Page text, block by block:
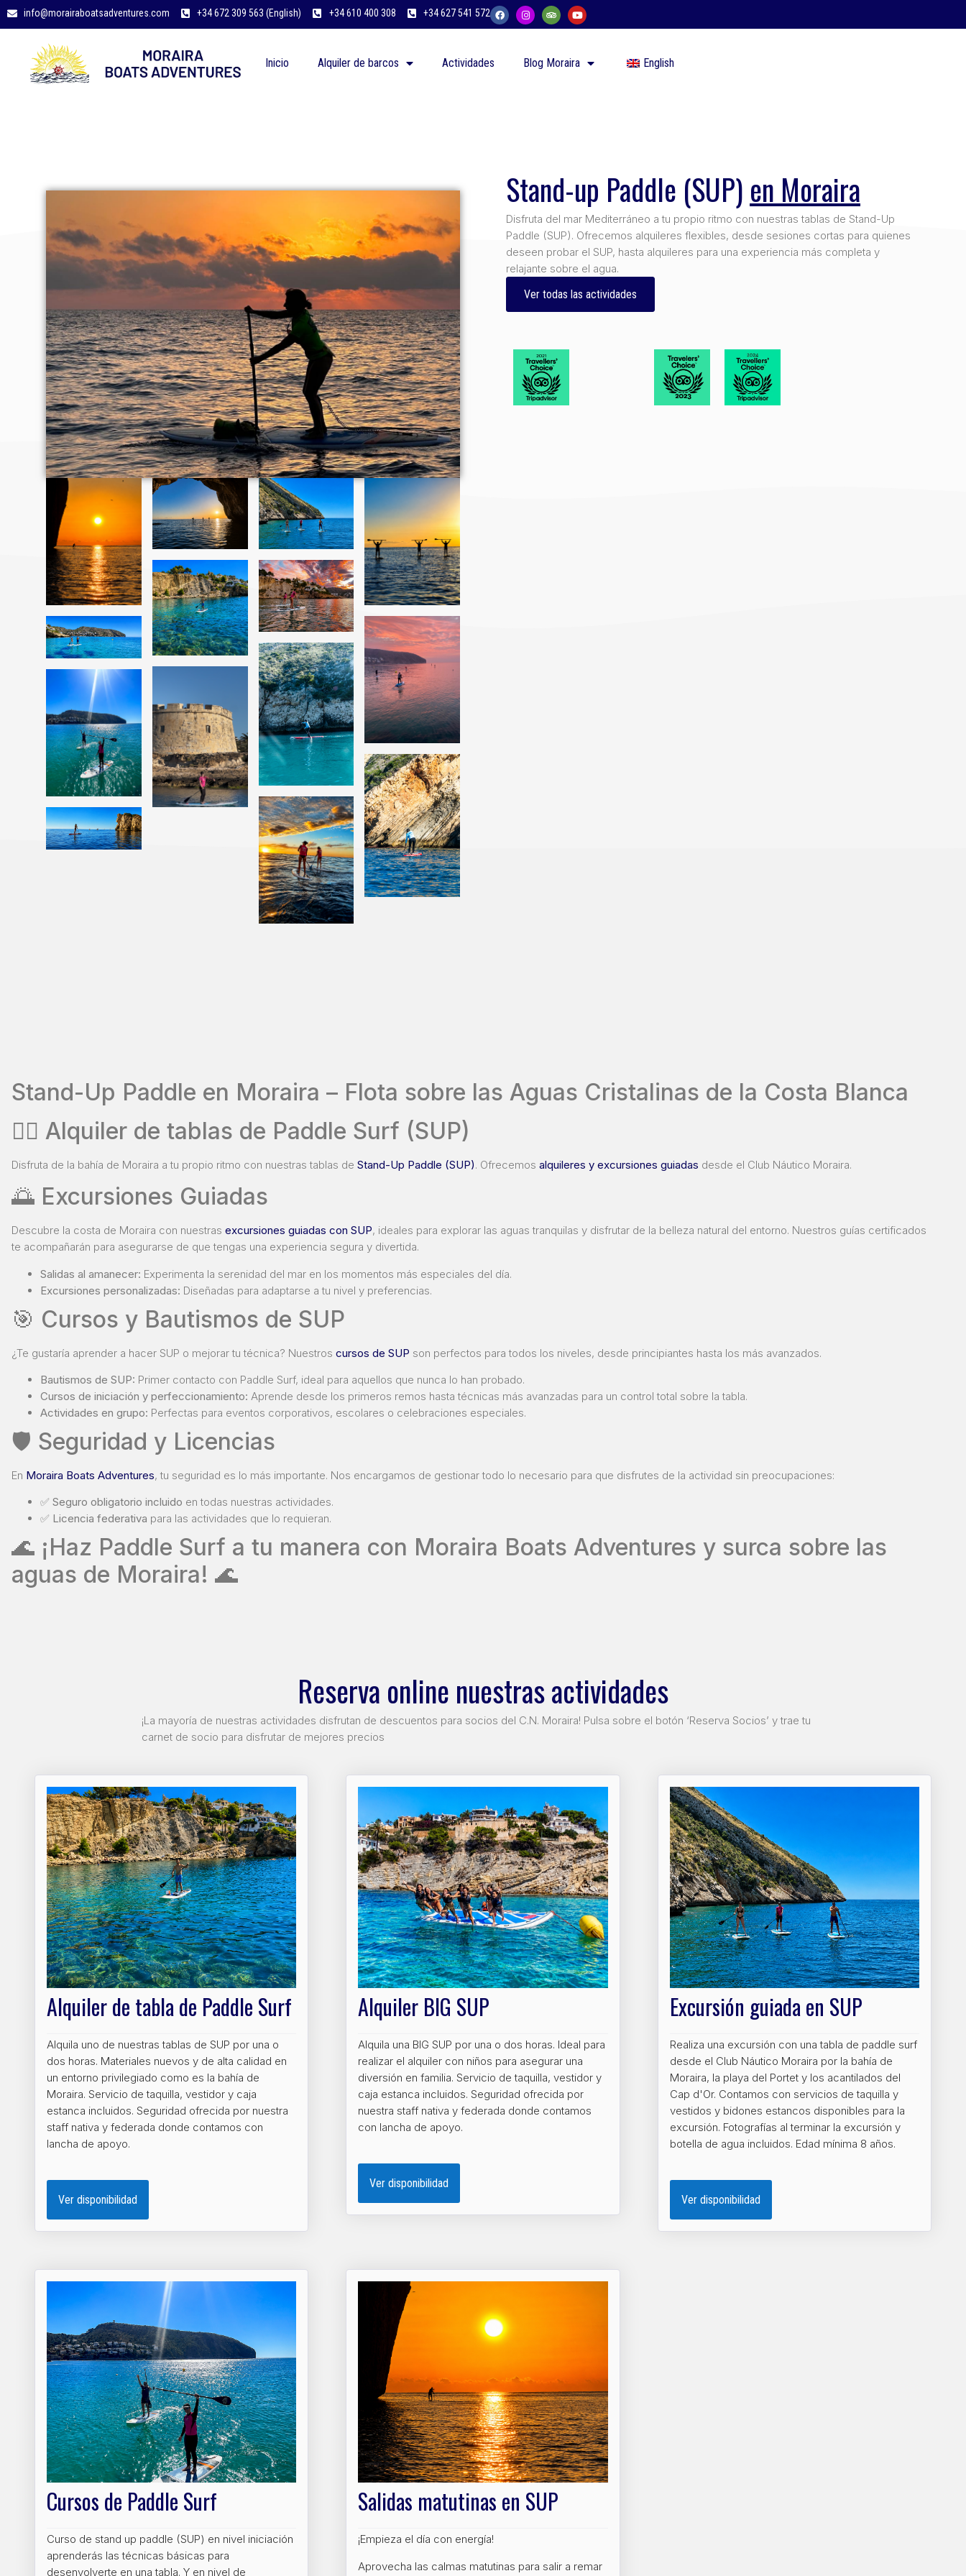
info@morairaboatsadventures.com +34 672 309 563 (English) +34 610 400 308 +34 627 541 572
Inicio Alquiler de barcos Actividades Blog Moraira English
Stand-up Paddle (SUP) en Moraira
Disfruta del mar Mediterráneo a tu propio ritmo con nuestras tablas de Stand-Up
Paddle (SUP). Ofrecemos alquileres flexibles, desde sesiones cortas para quienes
deseen probar el SUP, hasta alquileres para una experiencia más completa y
relajante sobre el agua.
Ver todas las actividades
Stand-Up Paddle en Moraira – Flota sobre las Aguas Cristalinas de la Costa Blanca
🏄‍♂️ Alquiler de tablas de Paddle Surf (SUP)
Disfruta de la bahía de Moraira a tu propio ritmo con nuestras tablas de Stand-Up Paddle (SUP). Ofrecemos alquileres y excursiones guiadas desde el Club Náutico Moraira.
🌅 Excursiones Guiadas
Descubre la costa de Moraira con nuestras excursiones guiadas con SUP, ideales para explorar las aguas tranquilas y disfrutar de la belleza natural del entorno. Nuestros guías certificados
te acompañarán para asegurarse de que tengas una experiencia segura y divertida.
Salidas al amanecer: Experimenta la serenidad del mar en los momentos más especiales del día.
Excursiones personalizadas: Diseñadas para adaptarse a tu nivel y preferencias.
🎯 Cursos y Bautismos de SUP
¿Te gustaría aprender a hacer SUP o mejorar tu técnica? Nuestros cursos de SUP son perfectos para todos los niveles, desde principiantes hasta los más avanzados.
Bautismos de SUP: Primer contacto con Paddle Surf, ideal para aquellos que nunca lo han probado.
Cursos de iniciación y perfeccionamiento: Aprende desde los primeros remos hasta técnicas más avanzadas para un control total sobre la tabla.
Actividades en grupo: Perfectas para eventos corporativos, escolares o celebraciones especiales.
🛡️ Seguridad y Licencias
En Moraira Boats Adventures, tu seguridad es lo más importante. Nos encargamos de gestionar todo lo necesario para que disfrutes de la actividad sin preocupaciones:
✅ Seguro obligatorio incluido en todas nuestras actividades.
✅ Licencia federativa para las actividades que lo requieran.
🌊 ¡Haz Paddle Surf a tu manera con Moraira Boats Adventures y surca sobre las
aguas de Moraira! 🌊
Reserva online nuestras actividades
¡La mayoría de nuestras actividades disfrutan de descuentos para socios del C.N. Moraira! Pulsa sobre el botón ‘Reserva Socios’ y trae tu
carnet de socio para disfrutar de mejores precios
Alquiler de tabla de Paddle Surf
Alquila uno de nuestras tablas de SUP por una o
dos horas. Materiales nuevos y de alta calidad en
un entorno privilegiado como es la bahía de
Moraira. Servicio de taquilla, vestidor y caja
estanca incluidos. Seguridad ofrecida por nuestra
staff nativa y federada donde contamos con
lancha de apoyo.
Ver disponibilidad
Alquiler BIG SUP
Alquila una BIG SUP por una o dos horas. Ideal para
realizar el alquiler con niños para asegurar una
diversión en familia. Servicio de taquilla, vestidor y
caja estanca incluidos. Seguridad ofrecida por
nuestra staff nativa y federada donde contamos
con lancha de apoyo.
Ver disponibilidad
Excursión guiada en SUP
Realiza una excursión con una tabla de paddle surf
desde el Club Náutico Moraira por la bahía de
Moraira, la playa del Portet y los acantilados del
Cap d'Or. Contamos con servicios de taquilla y
vestidos y bidones estancos disponibles para la
excursión. Fotografías al terminar la excursión y
botella de agua incluidos. Edad mínima 8 años.
Ver disponibilidad
Cursos de Paddle Surf
Curso de stand up paddle (SUP) en nivel iniciación
aprenderás las técnicas básicas para
desenvolverte en una tabla. Y en nivel de
Salidas matutinas en SUP
¡Empieza el día con energía!
Aprovecha las calmas matutinas para salir a remar